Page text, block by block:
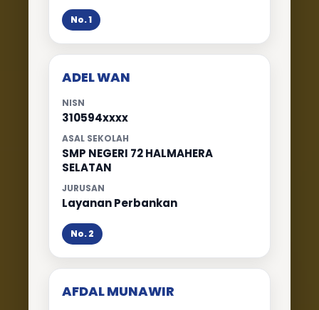
No. 1
ADEL WAN
NISN
310594xxxx
ASAL SEKOLAH
SMP NEGERI 72 HALMAHERA
SELATAN
JURUSAN
Layanan Perbankan
No. 2
AFDAL MUNAWIR